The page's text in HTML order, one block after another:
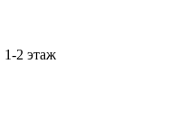
​1-2 этаж